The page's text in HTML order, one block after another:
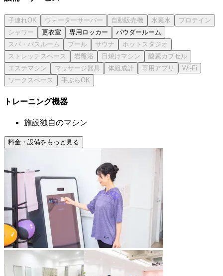
更衣室 専用ロッカー パウダールーム
トレーニング機器
施設独自のマシン
料金・設備をもっと見る